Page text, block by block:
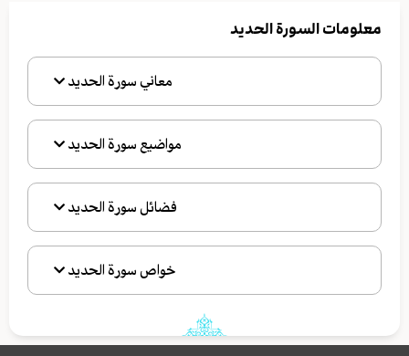
معلومات السورة الحديد
معاني سورة الحديد
مواضيع سورة الحديد
فضائل سورة الحديد
خواص سورة الحديد